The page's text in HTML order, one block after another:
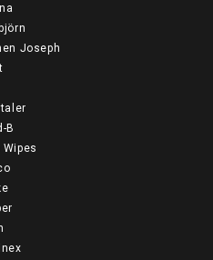
Joseph
B
Wipes